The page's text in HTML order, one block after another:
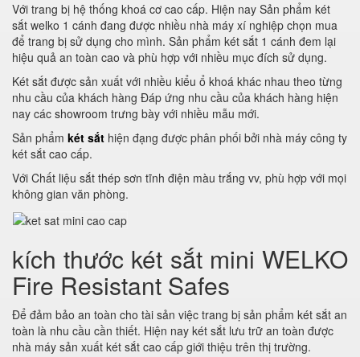
Với trang bị hệ thống khoá cơ cao cấp. Hiện nay Sản phẩm két
sắt welko 1 cánh đang được nhiều nhà máy xí nghiệp chọn mua
để trang bị sử dụng cho mình. Sản phẩm két sắt 1 cánh đem lại
hiệu quả an toàn cao và phù hợp với nhiều mục đích sử dụng.
Két sắt được sản xuất với nhiều kiểu ổ khoá khác nhau theo từng
nhu cầu của khách hàng Đáp ứng nhu cầu của khách hàng hiện
nay các showroom trưng bày với nhiều mẫu mới.
Sản phẩm két sắt hiện đạng được phân phối bởi nhà máy công ty
két sắt cao cấp.
Với Chất liệu sắt thép sơn tĩnh điện màu trắng vv, phù hợp với mọi
không gian văn phòng.
kích thước két sắt mini WELKO
Fire Resistant Safes
Để đảm bảo an toàn cho tài sản việc trang bị sản phẩm két sắt an
toàn là nhu cầu cần thiết. Hiện nay két sắt lưu trữ an toàn được
nhà máy sản xuất két sắt cao cấp giới thiệu trên thị trường.